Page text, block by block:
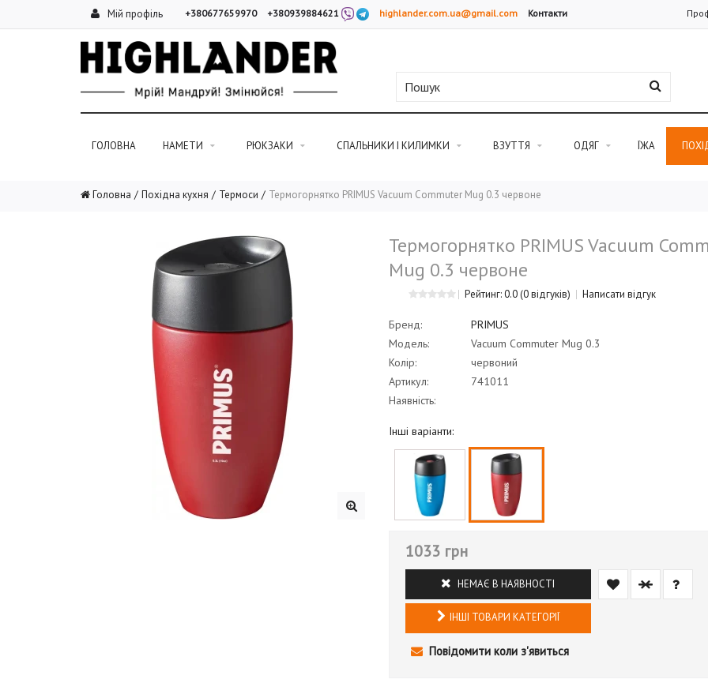
Мій профіль +380677659970 +380939884621 highlander.com.ua@gmail.com Контакти
ГОЛОВНА НАМЕТИ РЮКЗАКИ СПАЛЬНИКИ І КИЛИМКИ ВЗУТТЯ ОДЯГ ЇЖА
Головна Похідна кухня Термоси Термогорнятко PRIMUS Vacuum Commuter Mug 0.3 червоне
Термогорнятко PRIMUS Vacuum
Mug 0.3 червоне
Рейтинг: 0.0(0 відгуків) Написати відгук
Бренд:
PRIMUS
Модель:
Vacuum Commuter Mug 0.3
Колір:
червоний
Артикул:
741011
Наявність:
Інші варіанти:
1033 грн
НЕМАЄ В НАЯВНОСТІ
ІНШІ ТОВАРИ КАТЕГОРІЇ
Повідомити коли з'явиться